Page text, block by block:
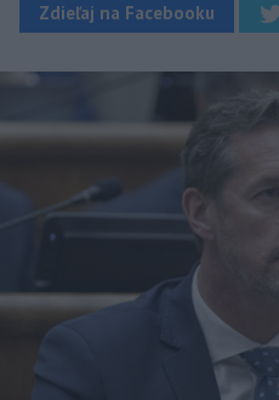
Zdieľaj na Facebooku